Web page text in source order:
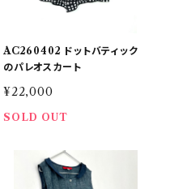
AC260402 ドットバティック
のパレオスカート
¥22,000
SOLD OUT